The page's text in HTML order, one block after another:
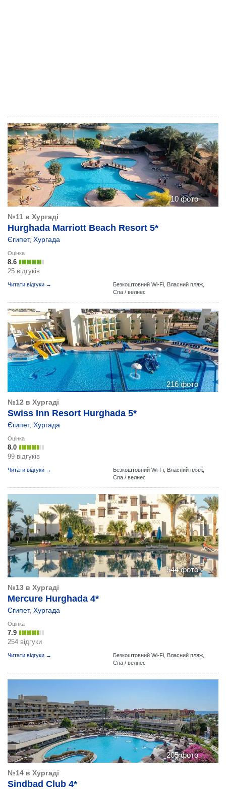
10 фото
№11 в Хургаді
Hurghada Marriott Beach Resort 5*
Єгипет, Хургада
Оцінка
8.6
25 відгуків
Читати відгуки → Безкоштовний Wi-Fi, Власний пляж,
Спа / велнес
216 фото
№12 в Хургаді
Swiss Inn Resort Hurghada 5*
Єгипет, Хургада
Оцінка
8.0
99 відгуків
Читати відгуки → Безкоштовний Wi-Fi, Власний пляж,
Спа / велнес
544 фото
№13 в Хургаді
Mercure Hurghada 4*
Єгипет, Хургада
Оцінка
7.9
254 відгуки
Читати відгуки → Безкоштовний Wi-Fi, Власний пляж,
Спа / велнес
205 фото
№14 в Хургаді
Sindbad Club 4*